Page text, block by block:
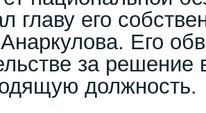
главу его
Его
за решение
должность.